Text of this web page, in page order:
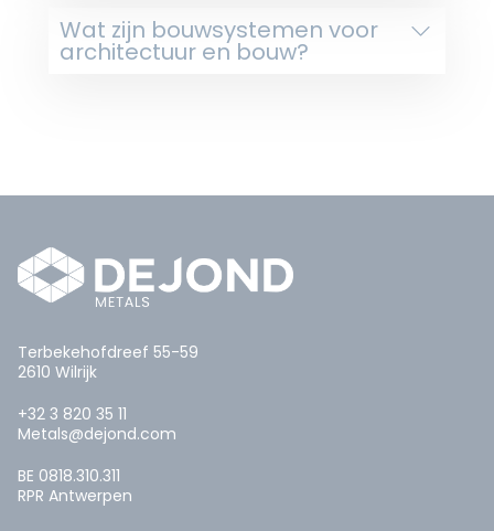
Wat zijn bouwsystemen voor
architectuur en bouw?
Terbekehofdreef 55-59
2610 Wilrijk
+32 3 820 35 11
Metals@dejond.com
BE 0818.310.311
RPR Antwerpen